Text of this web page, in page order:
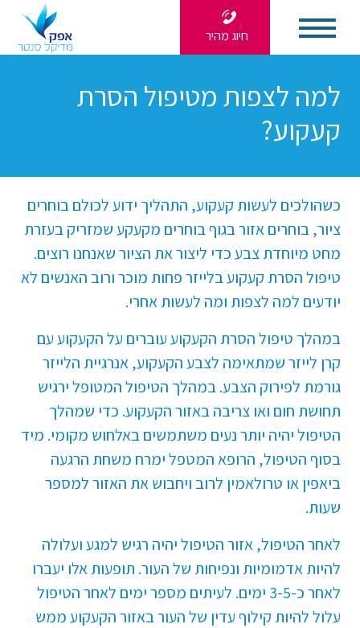
חיוג מהיר
למה לצפות מטיפול הסרת
קעקוע?
כשהולכים לעשות קעקוע, התהליך ידוע לכולם בוחרים
ציור, בוחרים אזור בגוף בוחרים מקעקע שמזריק בעזרת
מחט מיוחדת צבע כדי ליצור את הציור שאנחנו רוצים.
טיפול הסרת קעקוע בלייזר פחות מוכר ורוב האנשים לא
יודעים למה לצפות ומה לעשות אחרי.
במהלך טיפול הסרת הקעקוע עוברים על הקעקוע עם
קרן לייזר שמתאימה לצבע הקעקוע, אנרגיית הלייזר
גורמת לפירוק הצבע. במהלך הטיפול המטופל ירגיש
תחושת חום ואו צריבה באזור הקעקוע. כדי שמהלך
הטיפול יהיה יותר נעים משתמשים באלחוש מקומי. מיד
בסוף הטיפול, הרופא המטפל ימרח משחת הרגעה
ביאפין או טרולאמין לרוב ויחבוש את האזור למספר
שעות.
לאחר הטיפול, אזור הטיפול יהיה רגיש למגע ועלולה
להיות אדמומיות ונפיחות של העור. תופעות אלו יעברו
לאחר כ-3-5 ימים. לעיתים מספר ימים לאחר הטיפול
עלול להיות קילוף עדין של העור באזור הקעקוע ממש